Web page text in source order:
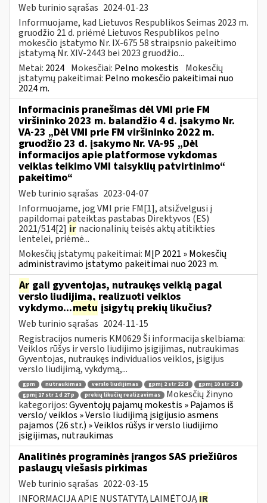
Web turinio sąrašas 2024-01-23
Informuojame, kad Lietuvos Respublikos Seimas 2023 m.
gruodžio 21 d. priėmė Lietuvos Respublikos pelno
mokesčio įstatymo Nr. IX-675 58 straipsnio pakeitimo
įstatymą Nr. XIV-2443 bei 2023 gruodžio...
Metai: 2024 Mokesčiai: Pelno mokestis Mokesčių
įstatymų pakeitimai: Pelno mokesčio pakeitimai nuo
2024 m.
Informacinis pranešimas dėl VMI prie FM
viršininko 2023 m. balandžio 4 d. įsakymo Nr.
VA-23 „Dėl VMI prie FM viršininko 2022 m.
gruodžio 23 d. įsakymo Nr. VA-95 „Dėl
informacijos apie platformose vykdomas
veiklas teikimo VMI taisyklių patvirtinimo“
pakeitimo“
Web turinio sąrašas 2023-04-07
Informuojame, jog VMI prie FM[1], atsižvelgusi į
papildomai pateiktas pastabas Direktyvos (ES)
2021/514[2] ir nacionalinių teisės aktų atitikties
lentelei, priėmė...
Mokesčių įstatymų pakeitimai: MĮP 2021 » Mokesčių
administravimo įstatymo pakeitimai nuo 2023 m.
Ar gali gyventojas, nutraukęs veiklą pagal
verslo liudijimą, realizuoti veiklos
vykdymo...metu įsigytų prekių likučius?
Web turinio sąrašas 2024-11-15
Registracijos numeris KM0629 Ši informacija skelbiama:
Veiklos rūšys ir verslo liudijimo įsigijimas, nutraukimas
Gyventojas, nutraukęs individualios veiklos, įsigijus
verslo liudijimą, vykdymą,...
gpm nutraukimas verslo liudijimas gpmį 2 str 22 d
gpmį 10 str 2 d
gpmį 17 str 1 d 27 p
prekių likučių realizavimas
Mokesčių žinyno
kategorijos:Gyventojų pajamų mokestis » Pajamos iš
verslo/ veiklos » Verslo liudijimą įsigijusio asmens
pajamos (26 str.) » Veiklos rūšys ir verslo liudijimo
įsigijimas, nutraukimas
Analitinės programinės įrangos SAS priežiūros
paslaugų viešasis pirkimas
Web turinio sąrašas 2022-03-15
INFORMACIJA APIE NUSTATYTĄ LAIMĖTOJĄIR